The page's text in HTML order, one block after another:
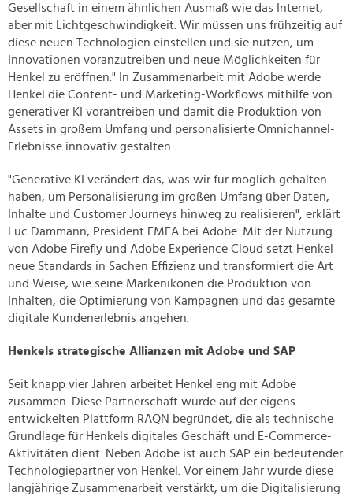
Gesellschaft in einem ähnlichen Ausmaß wie das Internet,
aber mit Lichtgeschwindigkeit. Wir müssen uns frühzeitig auf
diese neuen Technologien einstellen und sie nutzen, um
Innovationen voranzutreiben und neue Möglichkeiten für
Henkel zu eröffnen." In Zusammenarbeit mit Adobe werde
Henkel die Content- und Marketing-Workflows mithilfe von
generativer KI vorantreiben und damit die Produktion von
Assets in großem Umfang und personalisierte Omnichannel-
Erlebnisse innovativ gestalten.
"Generative KI verändert das, was wir für möglich gehalten
haben, um Personalisierung im großen Umfang über Daten,
Inhalte und Customer Journeys hinweg zu realisieren", erklärt
Luc Dammann, President EMEA bei Adobe. Mit der Nutzung
von Adobe Firefly und Adobe Experience Cloud setzt Henkel
neue Standards in Sachen Effizienz und transformiert die Art
und Weise, wie seine Markenikonen die Produktion von
Inhalten, die Optimierung von Kampagnen und das gesamte
digitale Kundenerlebnis angehen.
Henkels strategische Allianzen mit Adobe und SAP
Seit knapp vier Jahren arbeitet Henkel eng mit Adobe
zusammen. Diese Partnerschaft wurde auf der eigens
entwickelten Plattform RAQN begründet, die als technische
Grundlage für Henkels digitales Geschäft und E-Commerce-
Aktivitäten dient. Neben Adobe ist auch SAP ein bedeutender
Technologiepartner von Henkel. Vor einem Jahr wurde diese
langjährige Zusammenarbeit verstärkt, um die Digitalisierung